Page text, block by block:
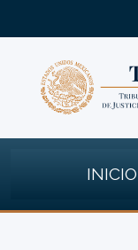
INICIO